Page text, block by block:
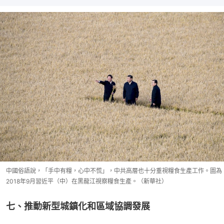
中國俗語說，「手中有糧，心中不慌」，中共高層也十分重視糧食生產工作。圖為
2018年9月習近平（中）在黑龍江視察糧食生產。（新華社）
七、推動新型城鎮化和區域協調發展